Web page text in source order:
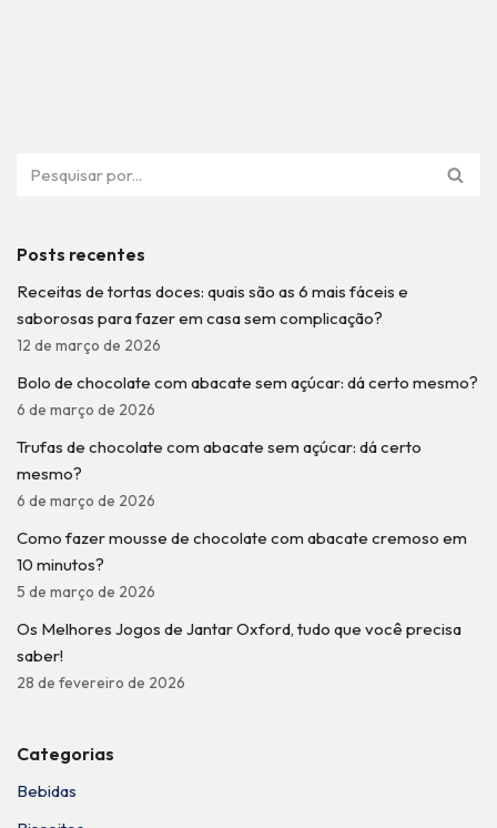
Posts recentes
Receitas de tortas doces: quais são as 6 mais fáceis e
saborosas para fazer em casa sem complicação?
12 de março de 2026
Bolo de chocolate com abacate sem açúcar: dá certo mesmo?
6 de março de 2026
Trufas de chocolate com abacate sem açúcar: dá certo
mesmo?
6 de março de 2026
Como fazer mousse de chocolate com abacate cremoso em
10 minutos?
5 de março de 2026
Os Melhores Jogos de Jantar Oxford, tudo que você precisa
saber!
28 de fevereiro de 2026
Categorias
Bebidas